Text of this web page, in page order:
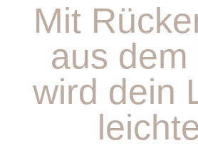
Mit
aus dem
wird dein